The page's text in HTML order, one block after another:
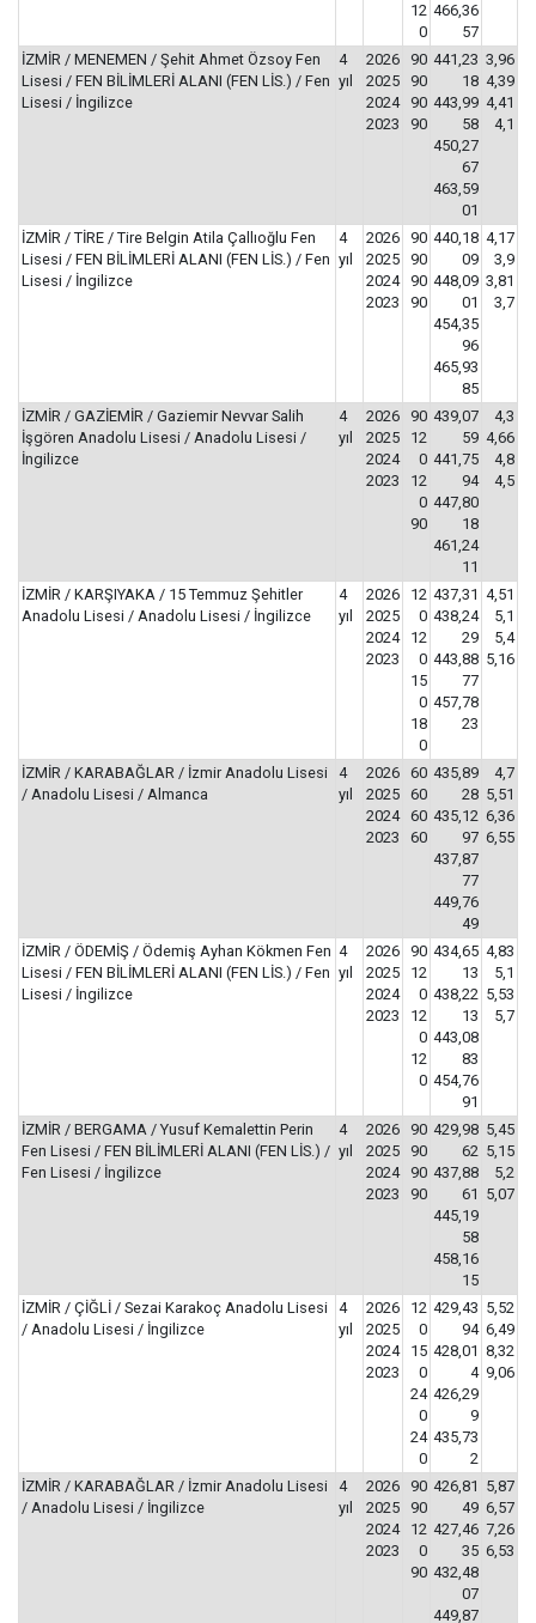
12
0
466,36
57
İZMİR / MENEMEN / Şehit Ahmet Özsoy Fen
Lisesi / FEN BİLİMLERİ ALANI (FEN LİS.) / Fen
Lisesi / İngilizce
4
yıl
2026
2025
2024
2023
90
90
90
90
441,23
18
443,99
58
450,27
67
463,59
01
3,96
4,39
4,41
4,1
İZMİR / TİRE / Tire Belgin Atila Çallıoğlu Fen
Lisesi / FEN BİLİMLERİ ALANI (FEN LİS.) / Fen
Lisesi / İngilizce
4
yıl
2026
2025
2024
2023
90
90
90
90
440,18
09
448,09
01
454,35
96
465,93
85
4,17
3,9
3,81
3,7
İZMİR / GAZİEMİR / Gaziemir Nevvar Salih
İşgören Anadolu Lisesi / Anadolu Lisesi /
İngilizce
4
yıl
2026
2025
2024
2023
90
12
0
12
0
90
439,07
59
441,75
94
447,80
18
461,24
11
4,3
4,66
4,8
4,5
İZMİR / KARŞIYAKA / 15 Temmuz Şehitler
Anadolu Lisesi / Anadolu Lisesi / İngilizce
4
yıl
2026
2025
2024
2023
12
0
12
0
15
0
18
0
437,31
438,24
29
443,88
77
457,78
23
4,51
5,1
5,4
5,16
İZMİR / KARABAĞLAR / İzmir Anadolu Lisesi
/ Anadolu Lisesi / Almanca
4
yıl
2026
2025
2024
2023
60
60
60
60
435,89
28
435,12
97
437,87
77
449,76
49
4,7
5,51
6,36
6,55
İZMİR / ÖDEMİŞ / Ödemiş Ayhan Kökmen Fen
Lisesi / FEN BİLİMLERİ ALANI (FEN LİS.) / Fen
Lisesi / İngilizce
4
yıl
2026
2025
2024
2023
90
12
0
12
0
12
0
434,65
13
438,22
13
443,08
83
454,76
91
4,83
5,1
5,53
5,7
İZMİR / BERGAMA / Yusuf Kemalettin Perin
Fen Lisesi / FEN BİLİMLERİ ALANI (FEN LİS.) /
Fen Lisesi / İngilizce
4
yıl
2026
2025
2024
2023
90
90
90
90
429,98
62
437,88
61
445,19
58
458,16
15
5,45
5,15
5,2
5,07
İZMİR / ÇİĞLİ / Sezai Karakoç Anadolu Lisesi
/ Anadolu Lisesi / İngilizce
4
yıl
2026
2025
2024
2023
12
0
15
0
24
0
24
0
429,43
94
428,01
4
426,29
9
435,73
2
5,52
6,49
8,32
9,06
İZMİR / KARABAĞLAR / İzmir Anadolu Lisesi
/ Anadolu Lisesi / İngilizce
4
yıl
2026
2025
2024
2023
90
90
12
0
90
426,81
49
427,46
35
432,48
07
449,87
5,87
6,57
7,26
6,53